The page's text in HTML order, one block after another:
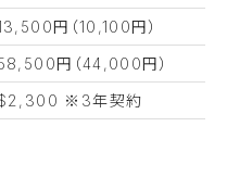
円（10,100円）
円（44,000円）
※3年契約